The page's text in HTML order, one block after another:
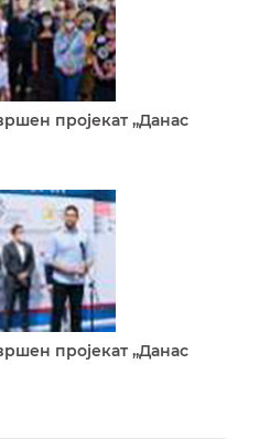
пројекат „Данас
пројекат „Данас